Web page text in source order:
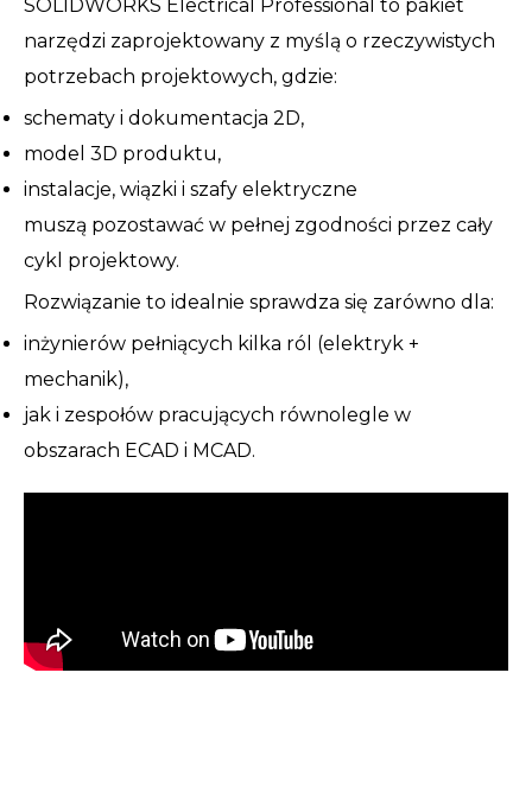
SOLIDWORKS Electrical Professional to pakiet
narzędzi zaprojektowany z myślą o rzeczywistych
potrzebach projektowych, gdzie:
schematy i dokumentacja 2D,
model 3D produktu,
instalacje, wiązki i szafy elektryczne
muszą pozostawać w pełnej zgodności przez cały
cykl projektowy.
Rozwiązanie to idealnie sprawdza się zarówno dla:
inżynierów pełniących kilka ról (elektryk +
mechanik),
jak i zespołów pracujących równolegle w
obszarach ECAD i MCAD.